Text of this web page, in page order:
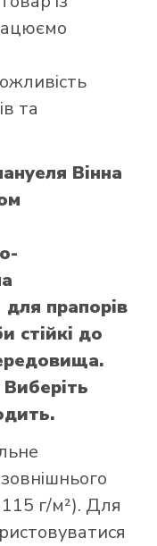
та
Вінна
прапорів
стійкі до
г/м²). Для